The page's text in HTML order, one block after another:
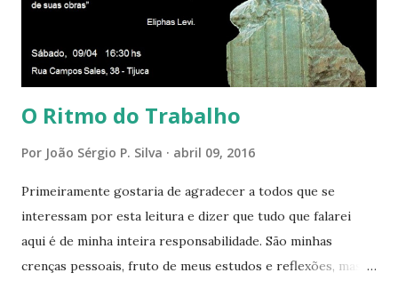
todos os corações de Felicidade e Alegria. Quem quer que
aqui entre, sentirá as vibrações da Divina Harmonia. Há uma
só presença aqui: é a...
O Ritmo do Trabalho
Por João Sérgio P. Silva abril 09, 2016
Primeiramente gostaria de agradecer a todos que se
interessam por esta leitura e dizer que tudo que falarei
aqui é de minha inteira responsabilidade. São minhas
crenças pessoais, fruto de meus estudos e reflexões, mas